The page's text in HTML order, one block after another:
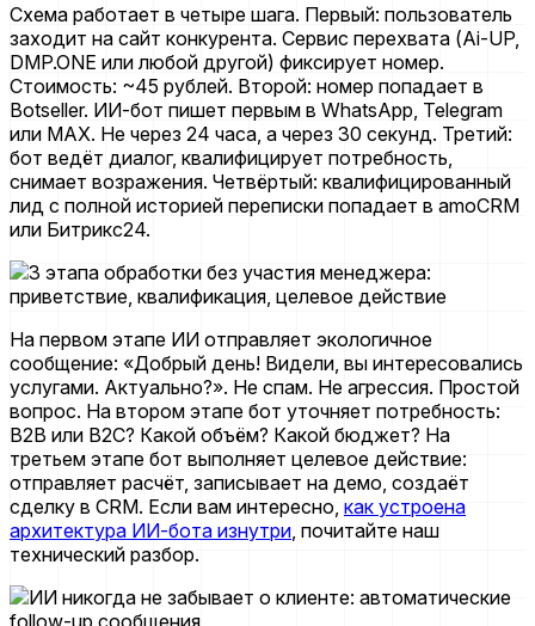
Схема работает в четыре шага. Первый: пользователь
заходит на сайт конкурента. Сервис перехвата (Ai-UP,
DMP.ONE или любой другой) фиксирует номер.
Стоимость: ~45 рублей. Второй: номер попадает в
Botseller. ИИ-бот пишет первым в WhatsApp, Telegram
или MAX. Не через 24 часа, а через 30 секунд. Третий:
бот ведёт диалог, квалифицирует потребность,
снимает возражения. Четвёртый: квалифицированный
лид с полной историей переписки попадает в amoCRM
или Битрикс24.
На первом этапе ИИ отправляет экологичное
сообщение: «Добрый день! Видели, вы интересовались
услугами. Актуально?». Не спам. Не агрессия. Простой
вопрос. На втором этапе бот уточняет потребность:
B2B или B2C? Какой объём? Какой бюджет? На
третьем этапе бот выполняет целевое действие:
отправляет расчёт, записывает на демо, создаёт
сделку в CRM. Если вам интересно, как устроена
архитектура ИИ-бота изнутри , почитайте наш
технический разбор.